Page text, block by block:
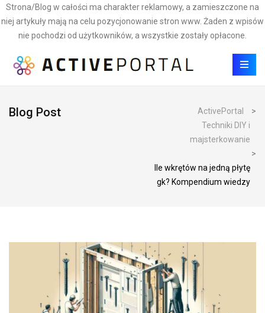
Strona/Blog w całości ma charakter reklamowy, a zamieszczone na
niej artykuły mają na celu pozycjonowanie stron www. Żaden z wpisów
nie pochodzi od użytkowników, a wszystkie zostały opłacone.
Blog Post ActivePortal
>
Techniki DIY i
majsterkowanie
>
Ile wkrętów na jedną płytę
gk? Kompendium wiedzy